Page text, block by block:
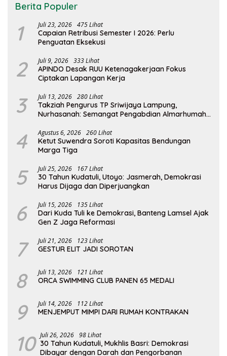
Berita Populer
1 Juli 23, 2026 475 Lihat
Capaian Retribusi Semester I 2026: Perlu
Penguatan Eksekusi
2 Juli 9, 2026 333 Lihat
APINDO Desak RUU Ketenagakerjaan Fokus
Ciptakan Lapangan Kerja
3 Juli 13, 2026 280 Lihat
Takziah Pengurus TP Sriwijaya Lampung,
Nurhasanah: Semangat Pengabdian Almarhumah
4 Agustus 6, 2026 260 Lihat
Ketut Suwendra Soroti Kapasitas Bendungan
Marga Tiga
5 Juli 25, 2026 167 Lihat
30 Tahun Kudatuli, Utoyo: Jasmerah, Demokrasi
Harus Dijaga dan Diperjuangkan
6 Juli 15, 2026 135 Lihat
Dari Kuda Tuli ke Demokrasi, Banteng Lamsel Ajak
Gen Z Jaga Reformasi
7 Juli 21, 2026 123 Lihat
GESTUR ELIT JADI SOROTAN
8 Juli 13, 2026 121 Lihat
ORCA SWIMMING CLUB PANEN 65 MEDALI
9 Juli 14, 2026 112 Lihat
MENJEMPUT MIMPI DARI RUMAH KONTRAKAN
10 Juli 26, 2026 98 Lihat
30 Tahun Kudatuli, Mukhlis Basri: Demokrasi
Dibayar dengan Darah dan Pengorbanan